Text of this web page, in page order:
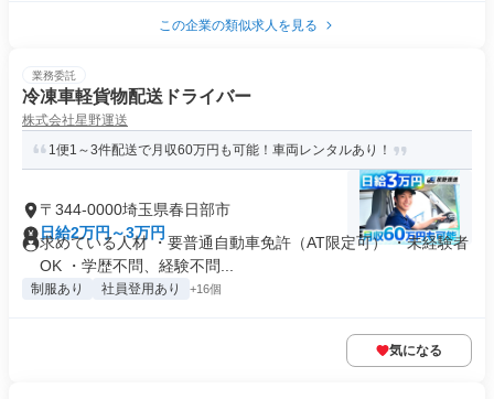
この企業の類似求人を見る
業務委託
冷凍車軽貨物配送ドライバー
株式会社星野運送
1便1～3件配送で月収60万円も可能！車両レンタルあり！
〒344-0000埼玉県春日部市
日給2万円～3万円
求めている人材 ・要普通自動車免許（AT限定可） ・未経験者
OK ・学歴不問、経験不問...
制服あり 社員登用あり +16個
気になる